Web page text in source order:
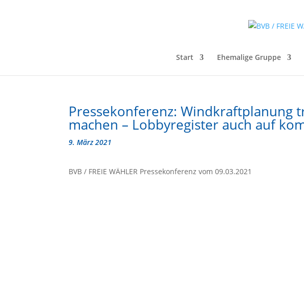
Start Ehemalige Gruppe
Pressekonferenz: Windkraftplanung
machen – Lobbyregister auch auf
9. März 2021
BVB / FREIE WÄHLER Pressekonferenz vom 09.03.2021